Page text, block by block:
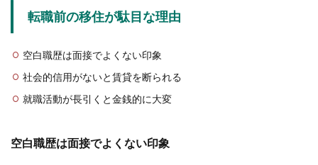
転職前の移住が駄目な理由
空白職歴は面接でよくない印象
社会的信用がないと賃貸を断られる
就職活動が長引くと金銭的に大変
空白職歴は面接でよくない印象